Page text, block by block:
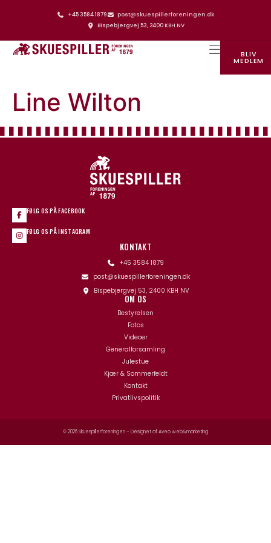
+45 3584 1879
post@skuespillerforeningen.dk
Bispebjergvej 53, 2400 KBH NV
BLIV
MEDLEM
Line Wilton
FØLG OS PÅ FACEBOOK
FØLG OS PÅ INSTAGRAM
KONTAKT
+45 3584 1879
post@skuespillerforeningen.dk
Bispebjergvej 53, 2400 KBH NV
OM OS
Bestyrelsen
Fotos
Videoer
Generalforsamling
Julestue
Kjær & Sommerfeldt
Kontakt
Privatlivspolitik
© 2026 Skuespillerforeningen – Designet afAveo web&marketing